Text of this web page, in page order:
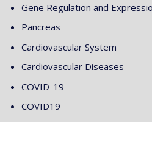
Gene Regulation and
Pancreas
Cardiovascular System
Cardiovascular Diseases
COVID-19
COVID19